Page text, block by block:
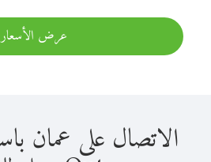
عرض الأسعار